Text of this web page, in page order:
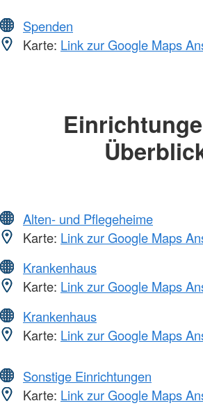
Spenden
Karte: Link zur Google Maps
Alten- und Pflegeheime
Karte: Link zur Google Maps
Krankenhaus
Karte: Link zur Google Maps
Krankenhaus
Karte: Link zur Google Maps
Sonstige Einrichtungen
Karte: Link zur Google Maps